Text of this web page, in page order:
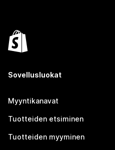
Sovellusluokat
Myyntikanavat
Tuotteiden etsiminen
Tuotteiden myyminen